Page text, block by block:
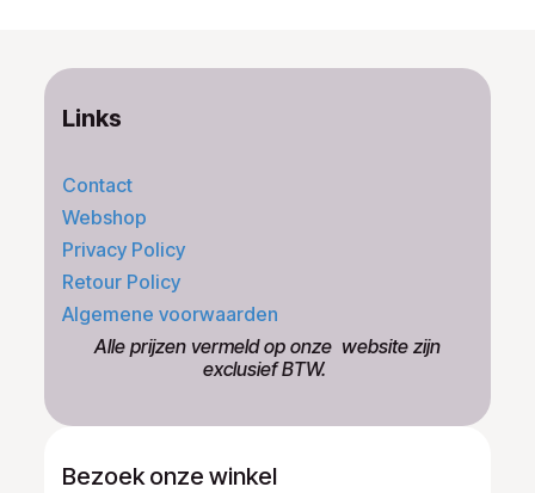
Links
Contact
Webshop
Privacy Policy
Retour Policy
Algemene voorwaarden
​Alle prijzen vermeld op onze ​website zijn
exclusief BTW.
Bezoek onze winkel